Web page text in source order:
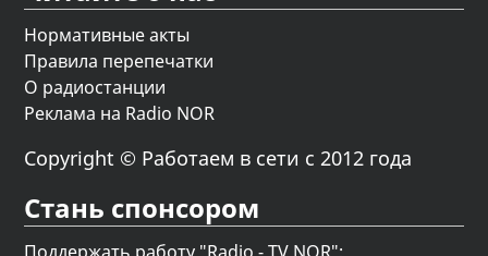
Нормативные акты
Правила перепечатки
О радиостанции
Реклама на Radio NOR
Copyright © Работаем в сети с 2012 года
Стань спонсором